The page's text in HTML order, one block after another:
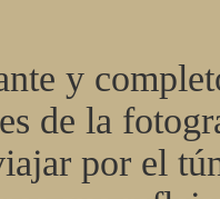
y
de la
por el